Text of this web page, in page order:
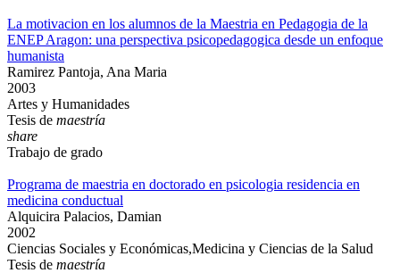
La motivacion en los alumnos de la Maestria en Pedagogia de la
ENEP Aragon: una perspectiva psicopedagogica desde un enfoque
humanista
Ramirez Pantoja, Ana Maria
2003
Artes y Humanidades
Tesis de maestría
share
Trabajo de grado
Programa de maestria en doctorado en psicologia residencia en
medicina conductual
Alquicira Palacios, Damian
2002
Ciencias Sociales y Económicas,Medicina y Ciencias de la Salud
Tesis de maestría